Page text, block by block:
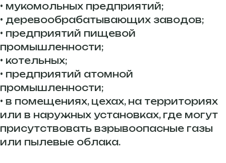
• мукомольных предприятий;
• деревообрабатывающих заводов;
• предприятий пищевой
промышленности;
• котельных;
• предприятий атомной
промышленности;
• в помещениях, цехах, на территориях
или в наружных установках, где могут
присутствовать взрывоопасные газы
или пылевые облака.